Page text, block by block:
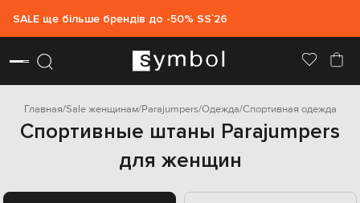
SALE ще більше брендів до -50% SS`26
Главная Sale женщинам Parajumpers Одежда Спортивная одежда
Спортивные штаны Parajumpers
для женщин